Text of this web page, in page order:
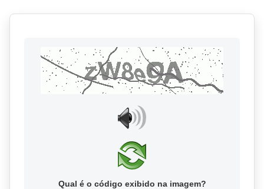
Qual é o código exibido na imagem?